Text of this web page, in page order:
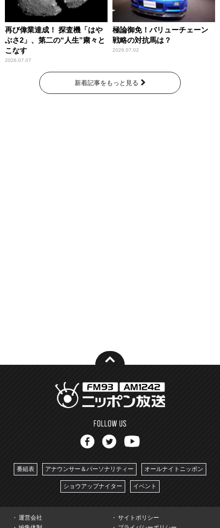
再び偉業達成！ 探査機「はや
ぶさ2」、第二の“人生”粛々と
こなす
2026.07.07
極論御免！バリューチェーン
戦略の対抗馬は？
2026.07.02
新着記事をもっと見る
番組表 アナウンサー＆パーソナリティー オールナイトニッポン
ショウアップナイター イベント
運営会社
サイトポリシー